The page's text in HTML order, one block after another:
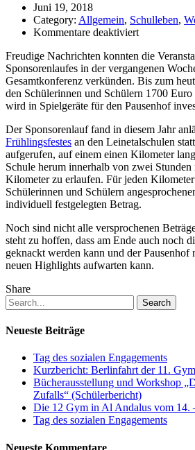
Juni 19, 2018
Category: Allgemein, Schulleben,
Kommentare deaktiviertfür
an
den
Freudige Nachrichten konnten die
Sponsorenlaufes in der vergangenen
Gesamtkonferenz verkünden. Bis zum
den Schülerinnen und Schülern 1700 Euro
wird in Spielgeräte für den Pausenhof
Der Sponsorenlauf fand in diesem Jahr
Frühlingsfestes an den Leinetalschulen
aufgerufen, auf einem einen Kilometer
Schule herum innerhalb von zwei
Kilometer zu erlaufen. Für jeden
Schülerinnen und Schülern
individuell festgelegten Betrag.
Noch sind nicht alle versprochenen
steht zu hoffen, dass am Ende auch noch
geknackt werden kann und der Pausenhof
neuen Highlights aufwarten kann.
Share
Search
Neueste Beiträge
Tag des sozialen Engagements
Kurzbericht: Berlinfahrt der 11.
Bücherausstellung und Workshop
Zufalls“ (Schülerbericht)
Die 12 Gym in Al Andalus vom 14.
Tag des sozialen Engagements
Neueste Kommentare